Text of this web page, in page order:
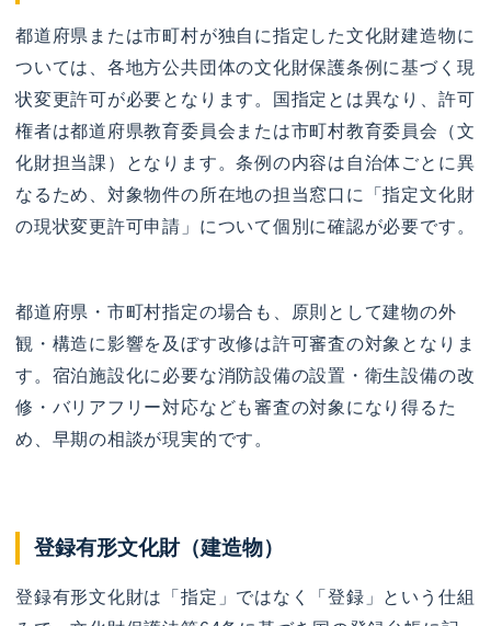
都道府県または市町村が独自に指定した文化財建造物に
ついては、各地方公共団体の文化財保護条例に基づく現
状変更許可が必要となります。国指定とは異なり、許可
権者は都道府県教育委員会または市町村教育委員会（文
化財担当課）となります。条例の内容は自治体ごとに異
なるため、対象物件の所在地の担当窓口に「指定文化財
の現状変更許可申請」について個別に確認が必要です。
都道府県・市町村指定の場合も、原則として建物の外
観・構造に影響を及ぼす改修は許可審査の対象となりま
す。宿泊施設化に必要な消防設備の設置・衛生設備の改
修・バリアフリー対応なども審査の対象になり得るた
め、早期の相談が現実的です。
登録有形文化財（建造物）
登録有形文化財は「指定」ではなく「登録」という仕組